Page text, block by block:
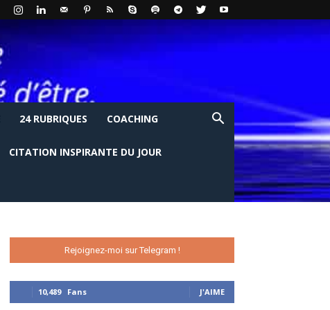
24 RUBRIQUES COACHING
CITATION INSPIRANTE DU JOUR
Rejoignez-moi sur Telegram !
10,489 Fans J'AIME